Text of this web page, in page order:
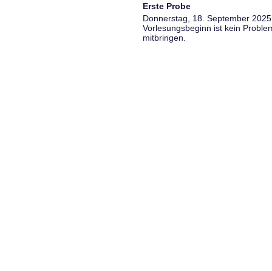
Erste Probe
Donnerstag, 18. September
Vorlesungsbeginn ist kein
mitbringen.